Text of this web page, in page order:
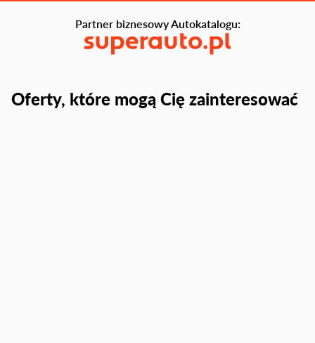
Oferty, które mogą Cię zainteresować
Partner biznesowy Autokatalogu: